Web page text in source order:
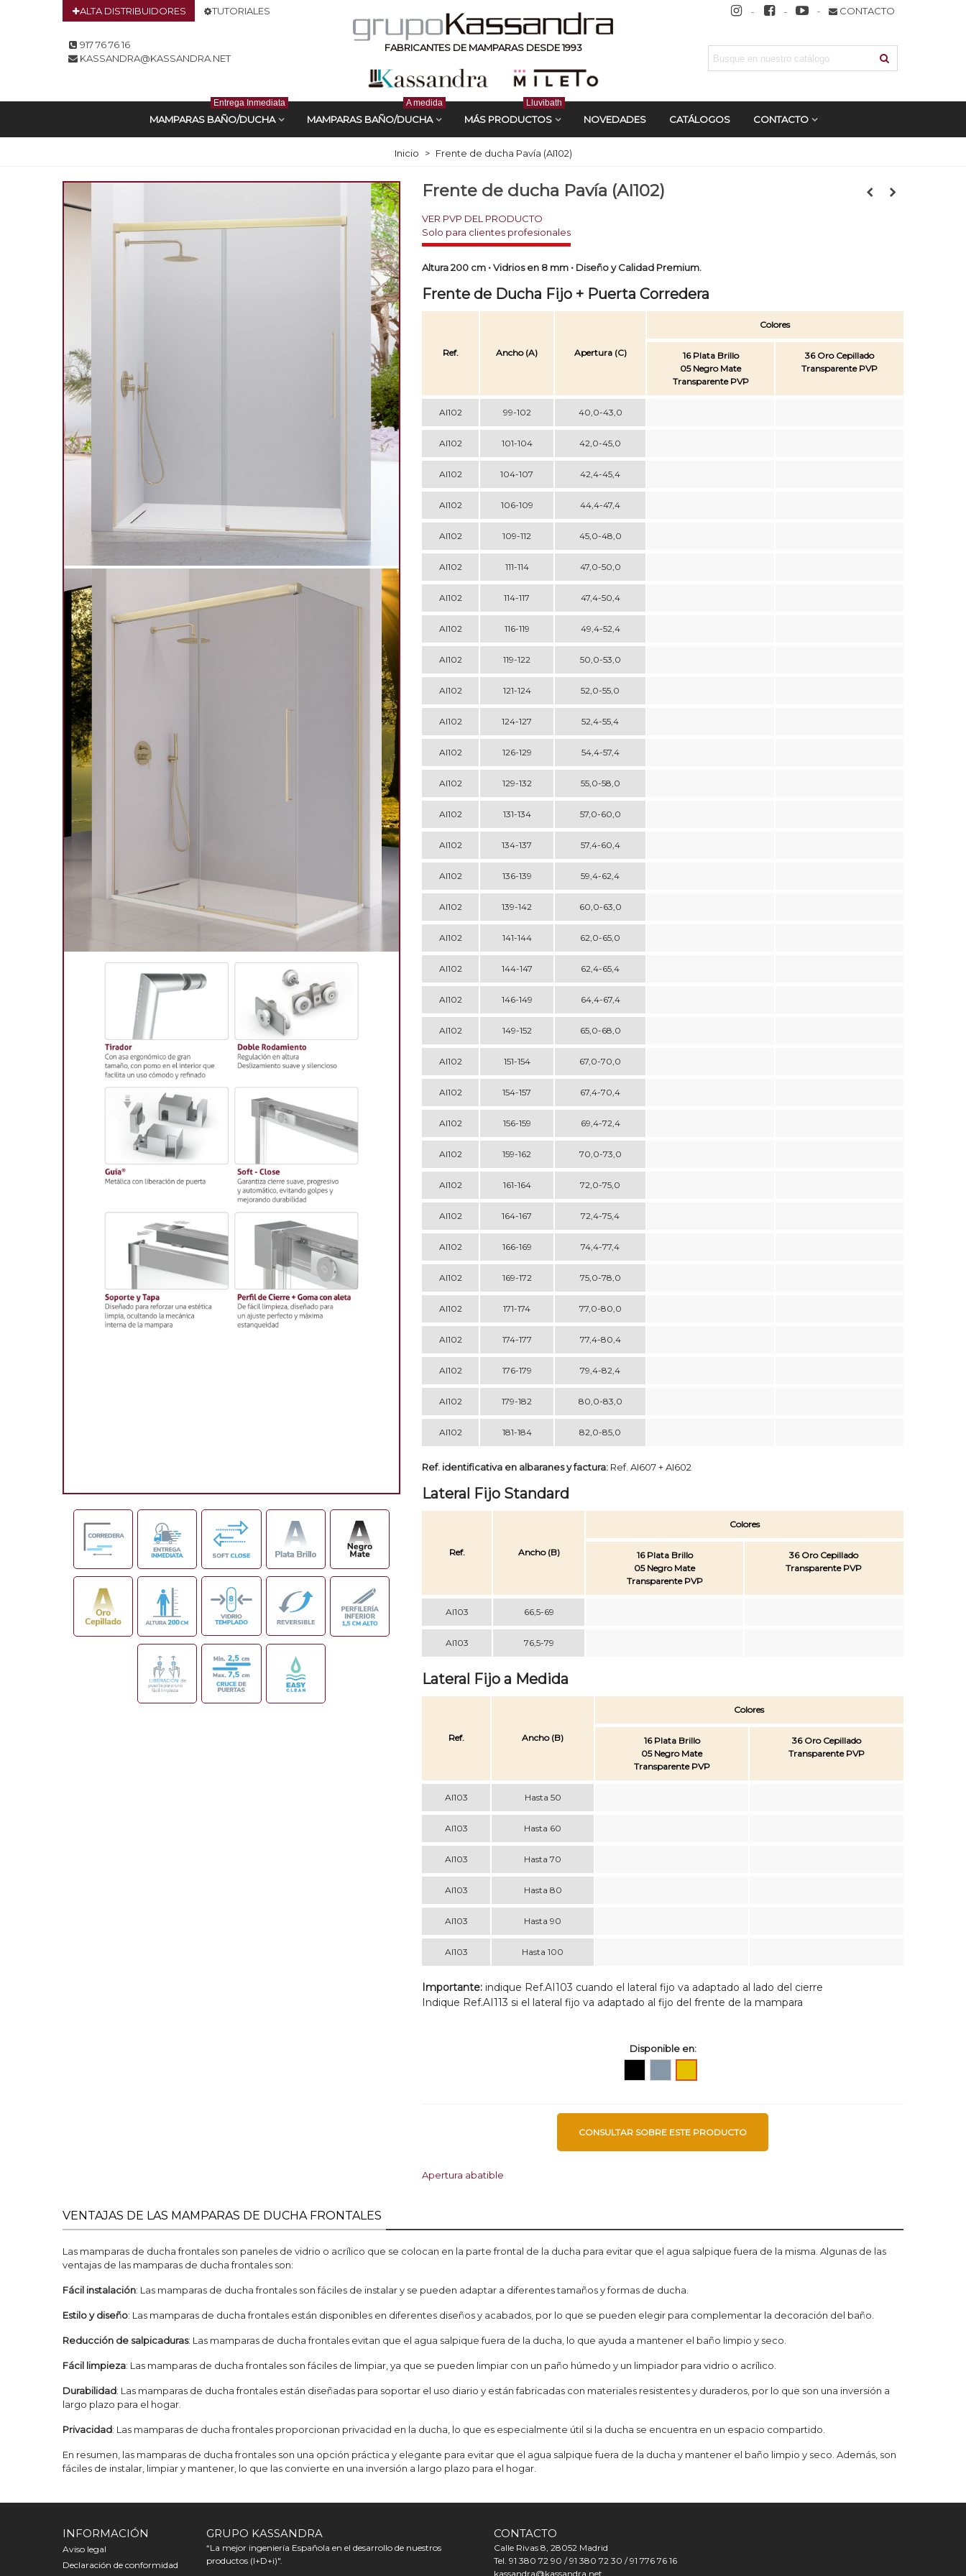
ALTA DISTRIBUIDORES TUTORIALES CONTACTO
917 76 76 16
KASSANDRA@KASSANDRA.NET
FABRICANTES DE MAMPARAS DESDE 1993
MAMPARAS BAÑO/DUCHA
Entrega Inmediata
MAMPARAS BAÑO/DUCHA
A medida
MÁS PRODUCTOS
Lluvibath
NOVEDADES CATÁLOGOS CONTACTO
Inicio > Frente de ducha Pavía (AI102)
Frente de ducha Pavía (AI102)
VER PVP DEL PRODUCTO
Altura 200 cm • Vidrios en 8 mm • Diseño y Calidad Premium.
Frente de Ducha Fijo + Puerta Corredera
Ref. Ancho (A) Apertura (C)
Colores
16 Plata Brillo
05 Negro Mate
Transparente PVP
36 Oro Cepillado
Transparente PVP
AI102 99-102 40,0-43,0
AI102 101-104 42,0-45,0
AI102 104-107 42,4-45,4
AI102 106-109 44,4-47,4
AI102 109-112 45,0-48,0
AI102 111-114 47,0-50,0
AI102 114-117 47,4-50,4
AI102 116-119 49,4-52,4
AI102 119-122 50,0-53,0
AI102 121-124 52,0-55,0
AI102 124-127 52,4-55,4
AI102 126-129 54,4-57,4
AI102 129-132 55,0-58,0
AI102 131-134 57,0-60,0
AI102 134-137 57,4-60,4
AI102 136-139 59,4-62,4
AI102 139-142 60,0-63,0
AI102 141-144 62,0-65,0
AI102 144-147 62,4-65,4
AI102 146-149 64,4-67,4
AI102 149-152 65,0-68,0
AI102 151-154 67,0-70,0
AI102 154-157 67,4-70,4
AI102 156-159 69,4-72,4
AI102 159-162 70,0-73,0
AI102 161-164 72,0-75,0
AI102 164-167 72,4-75,4
AI102 166-169 74,4-77,4
AI102 169-172 75,0-78,0
AI102 171-174 77,0-80,0
AI102 174-177 77,4-80,4
AI102 176-179 79,4-82,4
AI102 179-182 80,0-83,0
AI102 181-184 82,0-85,0
Ref. identificativa en albaranes y factura: Ref. AI607 + AI602
Lateral Fijo Standard
Ref. Ancho (B)
Colores
16 Plata Brillo
05 Negro Mate
Transparente PVP
36 Oro Cepillado
Transparente PVP
AI103 66,5-69
AI103 76,5-79
Lateral Fijo a Medida
Ref. Ancho (B)
Colores
16 Plata Brillo
05 Negro Mate
Transparente PVP
36 Oro Cepillado
Transparente PVP
AI103 Hasta 50
AI103 Hasta 60
AI103 Hasta 70
AI103 Hasta 80
AI103 Hasta 90
AI103 Hasta 100
Importante: indique Ref.AI103 cuando el lateral fijo va adaptado al lado del cierre
Indique Ref.AI113 si el lateral fijo va adaptado al fijo del frente de la mampara
Disponible en:
alto
cepillado
CONSULTAR SOBRE ESTE PRODUCTO
Apertura abatible
VENTAJAS DE LAS MAMPARAS DE DUCHA FRONTALES
Las mamparas de ducha frontales son paneles de vidrio o acrílico que se colocan en la parte frontal de la ducha para evitar que el agua salpique fuera de la misma. Algunas de las
ventajas de las mamparas de ducha frontales son:
Fácil instalación: Las mamparas de ducha frontales son fáciles de instalar y se pueden adaptar a diferentes tamaños y formas de ducha.
Estilo y diseño: Las mamparas de ducha frontales están disponibles en diferentes diseños y acabados, por lo que se pueden elegir para complementar la decoración del baño.
Reducción de salpicaduras: Las mamparas de ducha frontales evitan que el agua salpique fuera de la ducha, lo que ayuda a mantener el baño limpio y seco.
Fácil limpieza: Las mamparas de ducha frontales son fáciles de limpiar, ya que se pueden limpiar con un paño húmedo y un limpiador para vidrio o acrílico.
Durabilidad: Las mamparas de ducha frontales están diseñadas para soportar el uso diario y están fabricadas con materiales resistentes y duraderos, por lo que son una inversión a
largo plazo para el hogar.
Privacidad: Las mamparas de ducha frontales proporcionan privacidad en la ducha, lo que es especialmente útil si la ducha se encuentra en un espacio compartido.
En resumen, las mamparas de ducha frontales son una opción práctica y elegante para evitar que el agua salpique fuera de la ducha y mantener el baño limpio y seco. Además, son
fáciles de instalar, limpiar y mantener, lo que las convierte en una inversión a largo plazo para el hogar.
INFORMACIÓN
Aviso legal
Declaración de conformidad
GRUPO KASSANDRA
“La mejor ingeniería Española en el desarrollo de nuestros
productos (I+D+i)".
CONTACTO
Calle Rivas 8, 28052 Madrid
Tel. 91 380 72 90 / 91 380 72 30 / 91 776 76 16
kassandra@kassandra.net